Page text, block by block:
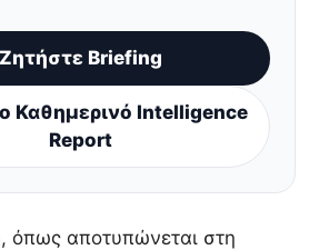
Ζητήστε Briefing
Καθημερινό Intelligence
Report
όπως αποτυπώνεται στη